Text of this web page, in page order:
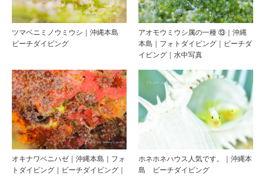
ツマベニミノウミウシ｜沖縄本島
ビーチダイビング
アオモウミウシ属の一種 ⑬｜沖縄
本島｜フォトダイビング｜ビーチダ
イビング｜水中写真
オキナワベニハゼ｜沖縄本島｜フォ
トダイビング｜ビーチダイビング｜
ホネホネハウス人気です。｜沖縄本
島 ビーチダイビング